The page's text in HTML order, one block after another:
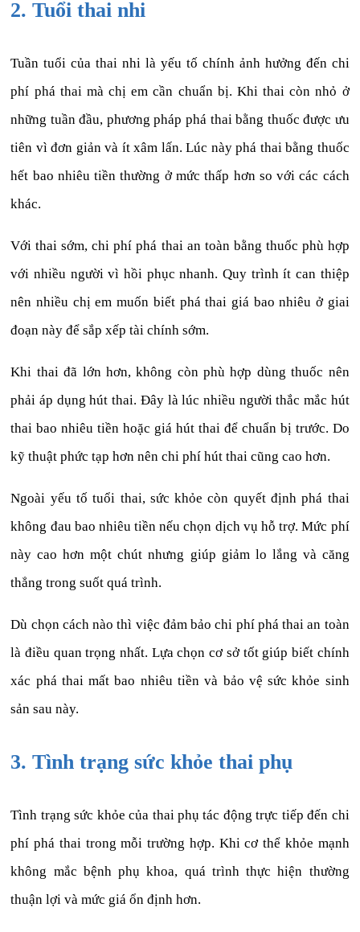
2. Tuổi thai nhi
Tuần tuổi của thai nhi là yếu tố chính ảnh hưởng đến chi
phí phá thai mà chị em cần chuẩn bị. Khi thai còn nhỏ ở
những tuần đầu, phương pháp phá thai bằng thuốc được ưu
tiên vì đơn giản và ít xâm lấn. Lúc này phá thai bằng thuốc
hết bao nhiêu tiền thường ở mức thấp hơn so với các cách
khác.
Với thai sớm, chi phí phá thai an toàn bằng thuốc phù hợp
với nhiều người vì hồi phục nhanh. Quy trình ít can thiệp
nên nhiều chị em muốn biết phá thai giá bao nhiêu ở giai
đoạn này để sắp xếp tài chính sớm.
Khi thai đã lớn hơn, không còn phù hợp dùng thuốc nên
phải áp dụng hút thai. Đây là lúc nhiều người thắc mắc hút
thai bao nhiêu tiền hoặc giá hút thai để chuẩn bị trước. Do
kỹ thuật phức tạp hơn nên chi phí hút thai cũng cao hơn.
Ngoài yếu tố tuổi thai, sức khỏe còn quyết định phá thai
không đau bao nhiêu tiền nếu chọn dịch vụ hỗ trợ. Mức phí
này cao hơn một chút nhưng giúp giảm lo lắng và căng
thẳng trong suốt quá trình.
Dù chọn cách nào thì việc đảm bảo chi phí phá thai an toàn
là điều quan trọng nhất. Lựa chọn cơ sở tốt giúp biết chính
xác phá thai mất bao nhiêu tiền và bảo vệ sức khỏe sinh
sản sau này.
3. Tình trạng sức khỏe thai phụ
Tình trạng sức khỏe của thai phụ tác động trực tiếp đến chi
phí phá thai trong mỗi trường hợp. Khi cơ thể khỏe mạnh
không mắc bệnh phụ khoa, quá trình thực hiện thường
thuận lợi và mức giá ổn định hơn.